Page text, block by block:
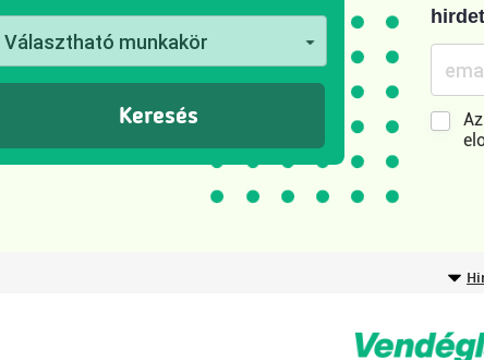
Választható munkakör
Keresés Az